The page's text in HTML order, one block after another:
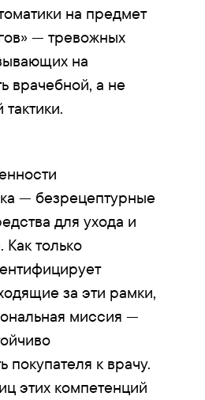
на предмет
— тревожных
на
врачебной, а не
— безрецептурные
для ухода и
Как только
за эти рамки,
миссия —
покупателя к врачу.
этих компетенций